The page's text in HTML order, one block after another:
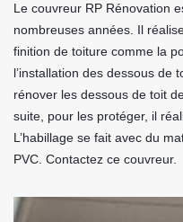
Le couvreur RP Rénovation
nombreuses années. Il
finition de toiture comme la
l’installation des dessous de
rénover les dessous de toit
suite, pour les protéger, il
L’habillage se fait avec du
PVC. Contactez ce couvreur.